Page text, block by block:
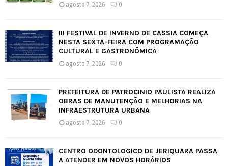
agosto 7, 2026 0
III FESTIVAL DE INVERNO DE CÁSSIA COMEÇA
NESTA SEXTA-FEIRA COM PROGRAMAÇÃO
CULTURAL E GASTRONÔMICA
agosto 7, 2026 0
PREFEITURA DE PATROCÍNIO PAULISTA REALIZA
OBRAS DE MANUTENÇÃO E MELHORIAS NA
INFRAESTRUTURA URBANA
agosto 7, 2026 0
CENTRO ODONTOLÓGICO DE JERIQUARA PASSA
A ATENDER EM NOVOS HORÁRIOS